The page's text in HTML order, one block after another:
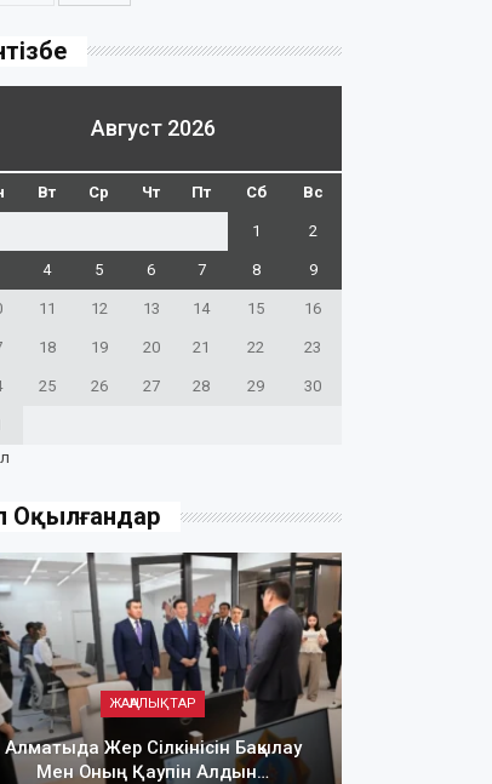
Август 2026
Вт Ср Чт Пт Сб Вс
1 2
4 5 6 7 8 9
11 12 13 14 15 16
18 19 20 21 22 23
25 26 27 28 29 30
Оқылғандар
ЖАҢАЛЫҚТАР
Алматыда Жер Сілкінісін Бақылау
Мен Оның Қаупін Алдын…